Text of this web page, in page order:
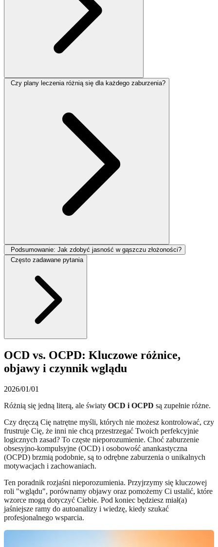
Czy plany leczenia różnią się dla każdego zaburzenia?
Podsumowanie: Jak zdobyć jasność w gąszczu złożoności?
Często zadawane pytania
OCD vs. OCPD: Kluczowe różnice,
objawy i czynnik wglądu
2026/01/01
Różnią się jedną literą, ale światy OCD i OCPD są zupełnie różne.
Czy dręczą Cię natrętne myśli, których nie możesz kontrolować, czy
frustruje Cię, że inni nie chcą przestrzegać Twoich perfekcyjnie
logicznych zasad? To częste nieporozumienie. Choć zaburzenie
obsesyjno-kompulsyjne (OCD) i osobowość anankastyczna
(OCPD) brzmią podobnie, są to odrębne zaburzenia o unikalnych
motywacjach i zachowaniach.
Ten poradnik rozjaśni nieporozumienia. Przyjrzymy się kluczowej
roli "wglądu", porównamy objawy oraz pomożemy Ci ustalić, które
wzorce mogą dotyczyć Ciebie. Pod koniec będziesz miał(a)
jaśniejsze ramy do autoanalizy i wiedzę, kiedy szukać
profesjonalnego wsparcia.